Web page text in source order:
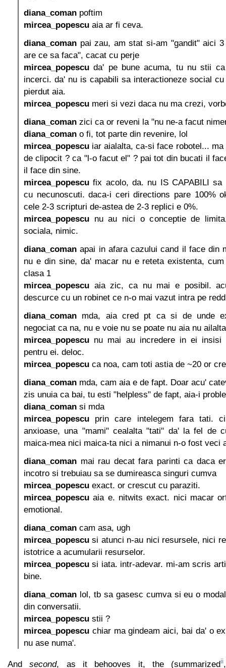
diana_coman poftim
mircea_popescu aia ar fi ceva.
diana_coman pai zau, am stat si-am "gandit" aici
are ce sa faca", cacat cu perje
mircea_popescu da' pe bune acuma, tu nu stii
incerci. da' nu is capabili sa interactioneze social
pierdut aia.
mircea_popescu meri si vezi daca nu ma crezi,
diana_coman zici ca or reveni la "nu ne-a facut
diana_coman o fi, tot parte din revenire, lol
mircea_popescu iar aialalta, ca-si face robotel...
de clipocit ? ca "l-o facut el" ? pai tot din bucati il
il face din sine.
mircea_popescu fix acolo, da. nu IS CAPABILI sa
cu necunoscuti. daca-i ceri directions pare 100%
cele 2-3 scripturi de-astea de 2-3 replici e 0%.
mircea_popescu nu au nici o conceptie de
sociala, nimic.
diana_coman apai in afara cazului cand il face din
nu e din sine, da' macar nu e reteta existenta,
clasa 1
mircea_popescu aia zic, ca nu mai e posibil.
descurce cu un robinet ce n-o mai vazut intra pe
diana_coman mda, aia cred pt ca si de unde
negociat ca na, nu e voie nu se poate nu aia nu ailalta
mircea_popescu nu mai au incredere in ei
pentru ei. deloc.
mircea_popescu ca noa, cam toti astia de ~20 or
diana_coman mda, cam aia e de fapt. Doar acu'
zis unuia ca bai, tu esti "helpless" de fapt, aia-i
diana_coman si mda
mircea_popescu prin care intelegem fara tati.
anxioase, una "mami" cealalta "tati" da' la fel de
maica-mea nici maica-ta nici a nimanui n-o fost veci
diana_coman mai rau decat fara parinti ca daca
incotro si trebuiau sa se dumireasca singuri cumva
mircea_popescu exact. or crescut cu paraziti.
mircea_popescu aia e. nitwits exact. nici macar
emotional.
diana_coman cam asa, ugh
mircea_popescu si atunci n-au nici resursele, nici
istotrice a acumularii resurselor.
mircea_popescu si iata. intr-adevar. mi-am scris
bine.
diana_coman lol, tb sa gasesc cumva si eu o
din conversatii.
mircea_popescu stii ?
mircea_popescu chiar ma gindeam aici, bai da' o
nu ase numa'.
Andsecond, as it behooves it, the (summarizedii